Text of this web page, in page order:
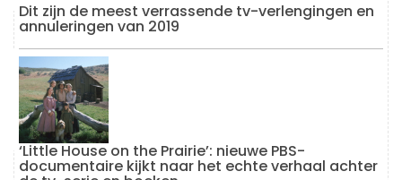
Dit zijn de meest verrassende tv-verlengingen en
annuleringen van 2019
‘Little House on the Prairie’: nieuwe PBS-
documentaire kijkt naar het echte verhaal achter